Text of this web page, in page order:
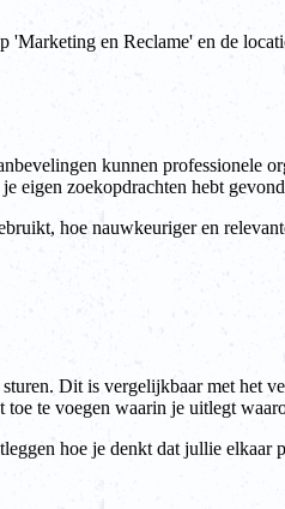
en Reclame' en de
kunnen professionele
eigen zoekopdrachten hebt
hoe nauwkeuriger en
Dit is vergelijkbaar met het
toe te voegen waarin je uitlegt
hoe je denkt dat jullie